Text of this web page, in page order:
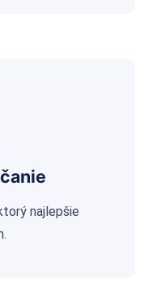
najlepšie